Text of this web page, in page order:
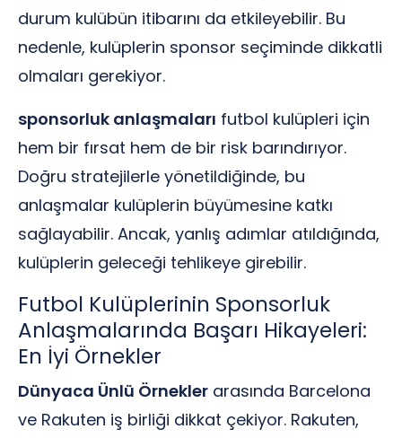
durum kulübün itibarını da etkileyebilir. Bu
nedenle, kulüplerin sponsor seçiminde dikkatli
olmaları gerekiyor.
sponsorluk anlaşmaları futbol kulüpleri için
hem bir fırsat hem de bir risk barındırıyor.
Doğru stratejilerle yönetildiğinde, bu
anlaşmalar kulüplerin büyümesine katkı
sağlayabilir. Ancak, yanlış adımlar atıldığında,
kulüplerin geleceği tehlikeye girebilir.
Futbol Kulüplerinin Sponsorluk
Anlaşmalarında Başarı Hikayeleri:
En İyi Örnekler
Dünyaca Ünlü Örnekler arasında Barcelona
ve Rakuten iş birliği dikkat çekiyor. Rakuten,